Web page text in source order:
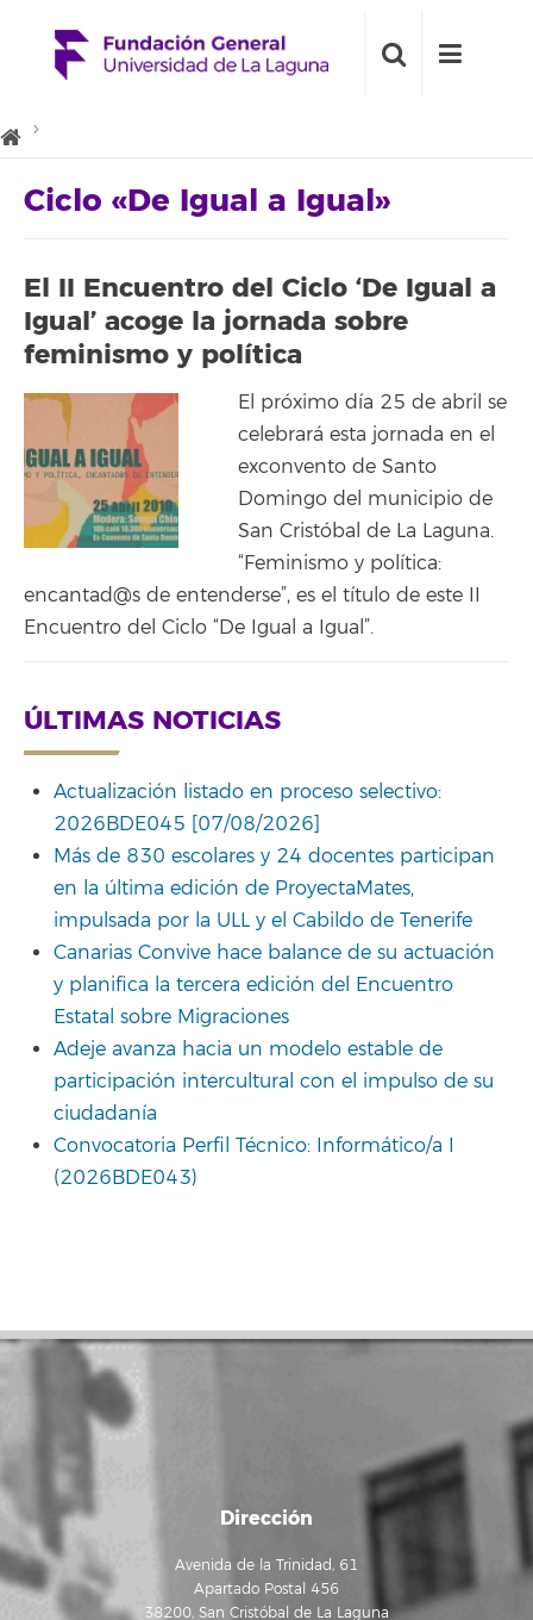
Ciclo «De Igual a Igual»
El II Encuentro del Ciclo ‘De Igual a
Igual’ acoge la jornada sobre
feminismo y política
El próximo día 25 de abril se
celebrará esta jornada en el
exconvento de Santo
Domingo del municipio de
San Cristóbal de La Laguna.
“Feminismo y política:
encantad@s de entenderse”, es el título de este II
Encuentro del Ciclo “De Igual a Igual”.
ÚLTIMAS NOTICIAS
Actualización listado en proceso selectivo:
2026BDE045 [07/08/2026]
Más de 830 escolares y 24 docentes participan
en la última edición de ProyectaMates,
impulsada por la ULL y el Cabildo de Tenerife
Canarias Convive hace balance de su actuación
y planifica la tercera edición del Encuentro
Estatal sobre Migraciones
Adeje avanza hacia un modelo estable de
participación intercultural con el impulso de su
ciudadanía
Convocatoria Perfil Técnico: Informático/a I
(2026BDE043)
Dirección
Avenida de la Trinidad, 61
Apartado Postal 456
38200, San Cristóbal de La Laguna